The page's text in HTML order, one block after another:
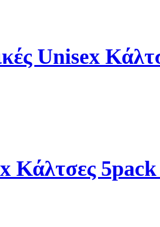
Unisex
Κάλτσες